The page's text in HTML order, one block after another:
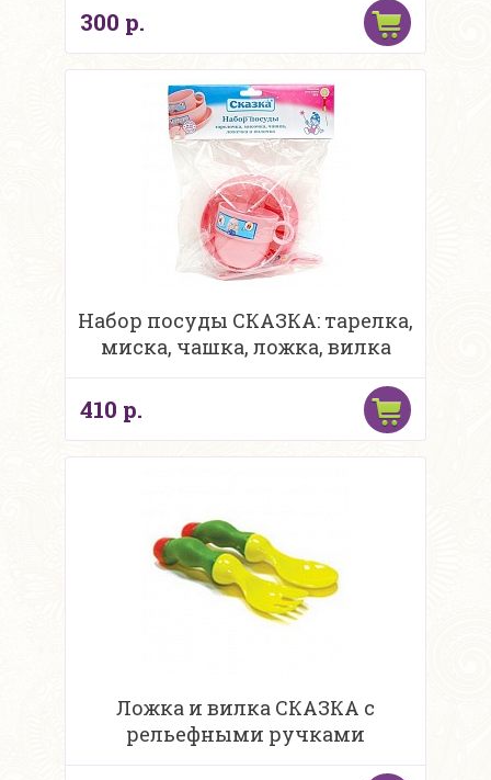
300 р.
Набор посуды СКАЗКА: тарелка,
миска, чашка, ложка, вилка
410 р.
Ложка и вилка СКАЗКА с
рельефными ручками